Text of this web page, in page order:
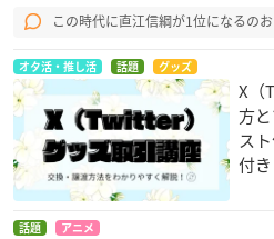
この時代に直江信綱が1位になるの
オタ活・推し活 話題 グッズ
X（
方
ス
付き
話題 アニメ